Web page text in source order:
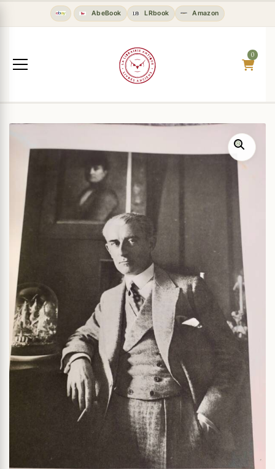
AbeBook LRbook Amazon
0